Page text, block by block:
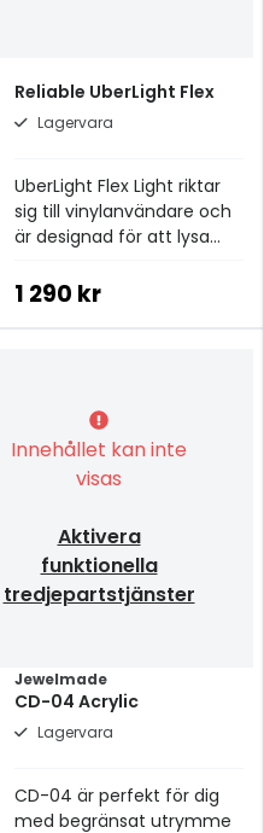
Reliable UberLight Flex
Lagervara
UberLight Flex Light riktar
sig till vinylanvändare och
är designad för att lysa
skivspelare
1 290 kr
Innehållet kan inte
visas
Aktivera
funktionella
tredjepartstjänster
Jewelmade
CD-04 Acrylic
Lagervara
CD-04 är perfekt för dig
med begränsat utrymme